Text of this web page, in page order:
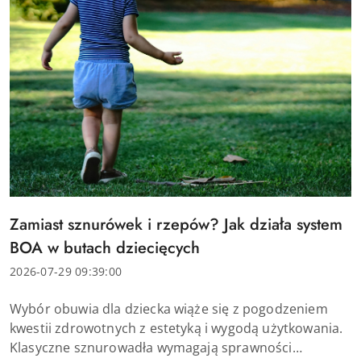
Tytuł
artykułu:
Zamiast sznurówek i rzepów? Jak działa system
BOA w butach dziecięcych
Data
2026-07-29 09:39:00
Treść
artykułu:
Wybór obuwia dla dziecka wiąże się z pogodzeniem
kwestii zdrowotnych z estetyką i wygodą użytkowania.
Klasyczne sznurowadła wymagają sprawności